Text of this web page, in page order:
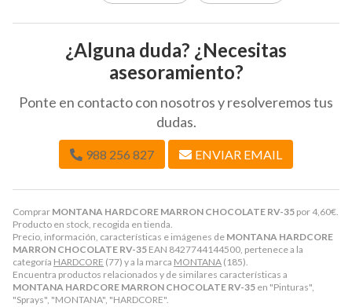
Comprar MONTANA HARDCORE MARRON CHOCOLATE RV-35 por4,60€.
Producto en stock, recogida en tienda.
Precio, información, características e imágenes de MONTANA HARDCORE
MARRON CHOCOLATE RV-35 EAN 8427744144500, pertenece a la
categoría HARDCORE (77) y a la marca MONTANA (185).
Encuentra productos relacionados y de similares características a
MONTANA HARDCORE MARRON CHOCOLATE RV-35 en "Pinturas",
"Sprays", "MONTANA", "HARDCORE".
¿Alguna duda? ¿Necesitas
asesoramiento?
Ponte en contacto con nosotros y resolveremos tus
dudas.
988 256 827 ENVIAR EMAIL